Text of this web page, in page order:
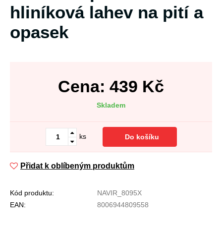
hliníková lahev na pití a
opasek
Cena: 439 Kč
Skladem
ks Do košíku
Přidat k oblíbeným produktům
Kód produktu:
NAVIR_8095X
EAN:
8006944809558